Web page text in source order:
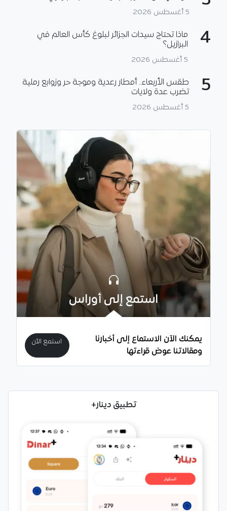
5 أغسطس 2026
4
ماذا تحتاج سيدات الجزائر لبلوغ كأس العالم في
البرازيل؟
5 أغسطس 2026
5
طقس الأربعاء.. أمطار رعدية وموجة حر وزوابع رملية
تضرب عدة ولايات
5 أغسطس 2026
استمع إلى أوراس
يمكنك الآن الاستماع إلى أخبارنا
ومقالاتنا عوض قراءتها
استمع الآن
تطبيق دينار+